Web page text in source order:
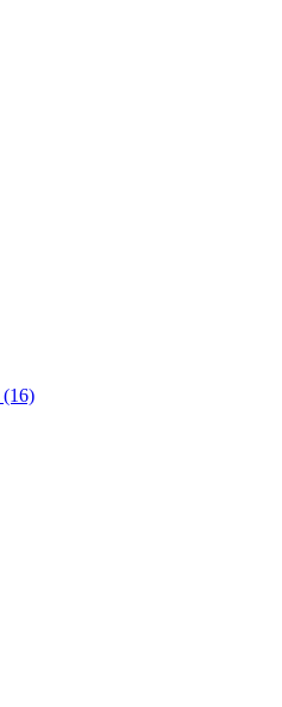
(16)